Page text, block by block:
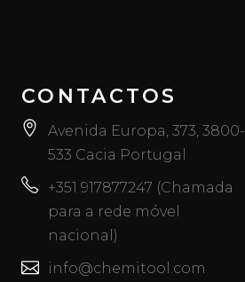
CONTACTOS
Avenida Europa, 373, 3800-
533 Cacia Portugal
+351 917877247 (Chamada
para a rede móvel
nacional)
info@chemitool.com